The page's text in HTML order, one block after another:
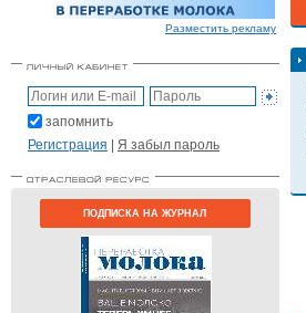
Разместить рекламу
запомнить
Регистрация | Я забыл пароль
ПОДПИСКА НА ЖУРНАЛ